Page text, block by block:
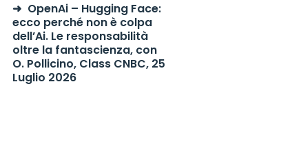
OpenAi – Hugging Face:
ecco perché non è colpa
dell’Ai. Le responsabilità
oltre la fantascienza, con
O. Pollicino, Class CNBC, 25
Luglio 2026